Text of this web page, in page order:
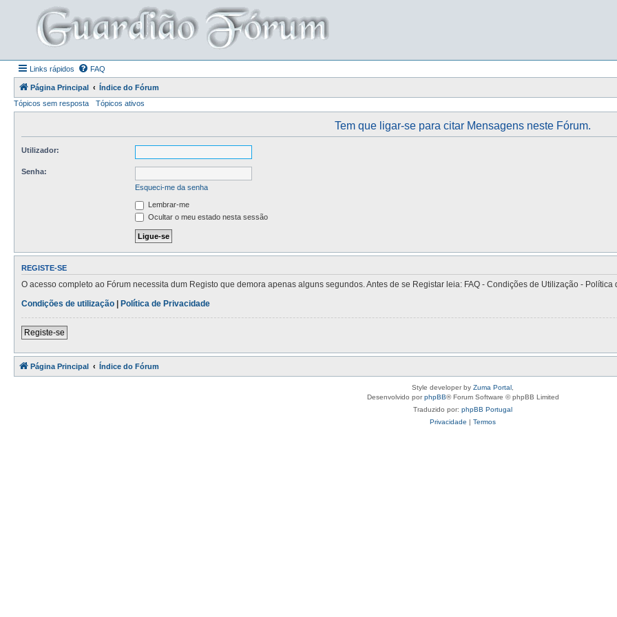
Links rápidos FAQ
Página Principal
Índice do Fórum
Tópicos sem resposta
Tópicos ativos
Tem que ligar-se para citar Mensagens neste Fórum.
Utilizador:
Senha:
Esqueci-me da senha
Lembrar-me
Ocultar o meu estado nesta sessão
REGISTE-SE
O acesso completo ao Fórum necessita dum Registo que demora apenas alguns segundos. Antes de se Registar leia: FAQ - Condições de Utilização -
Condições de utilização | Política de Privacidade
Registe-se
Página Principal Índice do Fórum
Style developer by Zuma Portal
Desenvolvido porphpBB® Forum Software © phpBB Limited
Traduzido por: phpBB Portugal
Privacidade | Termos